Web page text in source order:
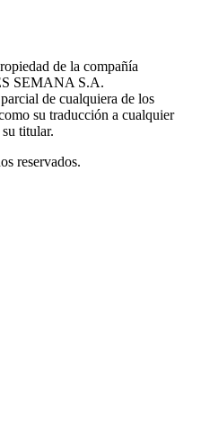
de la compañía
SEMANA S.A.
de cualquiera de los
su traducción a cualquier
titular.
reservados.